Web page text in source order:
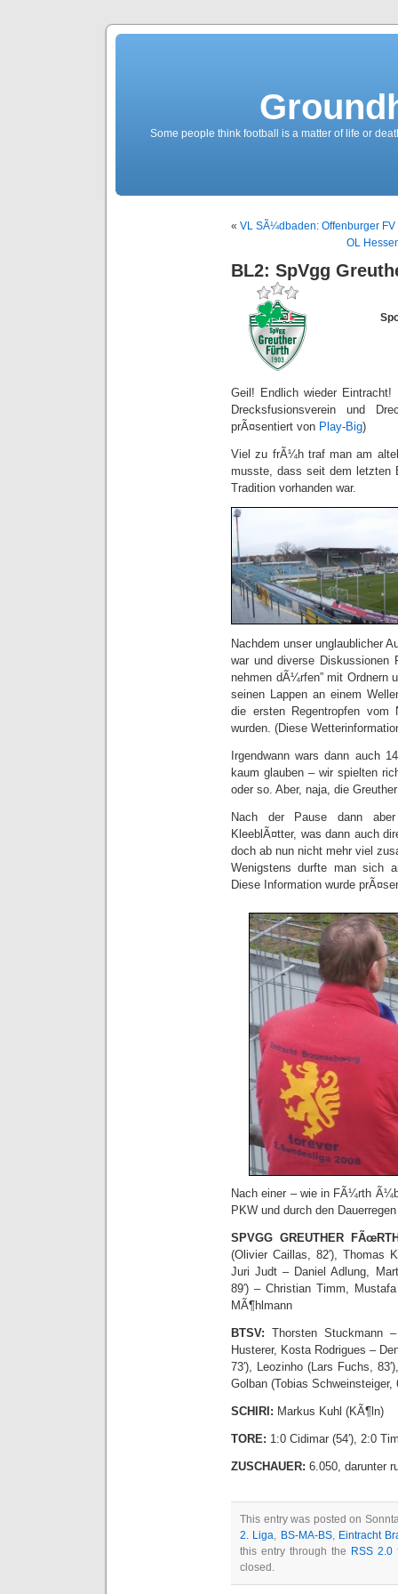
Some people think football is a matter of life or
« VL SÃ¼dbaden: Offenburger
OL
BL2: SpVgg
Geil! Endlich wieder
Drecksfusionsverein und
prÃ¤sentiert von Play-Big)
Viel zu frÃ¼h traf man am
musste, dass seit dem letzten
Tradition vorhanden war.
Nachdem unser unglaublicher
war und diverse Diskussionen
nehmen dÃ¼rfen” mit Ordnern
seinen Lappen an einem
die ersten Regentropfen vom
wurden. (Diese
Irgendwann wars dann auch
kaum glauben – wir spielten
oder so. Aber, naja, die
Nach der Pause dann
KleeblÃ¤tter, was dann auch
doch ab nun nicht mehr viel
Wenigstens durfte man sich
Diese Information wurde
Nach einer – wie in FÃ¼rth
PKW und durch den
SPVGG GREUTHER
(Olivier Caillas, 82′), Thomas
Juri Judt – Daniel Adlung,
89′) – Christian Timm,
MÃ¶hlmann
BTSV: Thorsten Stuckmann
Husterer, Kosta Rodrigues –
73′), Leozinho (Lars Fuchs,
Golban (Tobias Schweinsteiger,
SCHIRI: Markus Kuhl (KÃ¶ln)
TORE: 1:0 Cidimar (54′), 2:0
ZUSCHAUER: 6.050, darunter
This entry was posted on
2. Liga, BS-MA-BS, Eintracht
this entry through the RSS 2.0
closed.